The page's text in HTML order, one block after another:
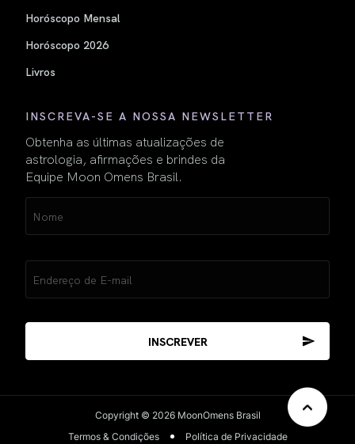
Horóscopo Mensal
Horóscopo 2026
Livros
INSCREVA-SE A NOSSA NEWSLETTER
Obtenha as últimas atualizações de
astrologia, afirmações e brindes da
Equipe Moon Omens Brasil.
(obrigatório)
(obrigatório)
Copyright © 2026 MoonOmens Brasil
Termos & Condições
Política de Privacidade